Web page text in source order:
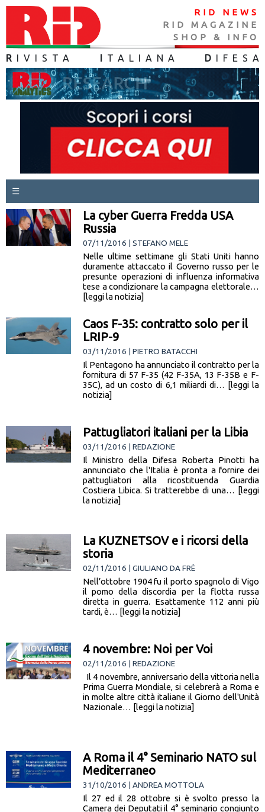
RID NEWS
RID MAGAZINE
SHOP & INFO
R IVISTA TALIANA D IFES A
☰
La cyber Guerra Fredda USA
Russia
07/11/2016 | STEFANO MELE
Nelle ultime settimane gli Stati Uniti hanno
duramente attaccato il Governo russo per le
presunte operazioni di influenza informativa
tese a condizionare la campagna elettorale…
[leggi la notizia]
Caos F-35: contratto solo per il
LRIP-9
03/11/2016 | PIETRO BATACCHI
Il Pentagono ha annunciato il contratto per la
fornitura di 57 F-35 (42 F-35A, 13 F-35B e F-
35C), ad un costo di 6,1 miliardi di… [leggi la
notizia]
Pattugliatori italiani per la Libia
03/11/2016 | REDAZIONE
Il Ministro della Difesa Roberta Pinotti ha
annunciato che l'Italia è pronta a fornire dei
pattugliatori alla ricostituenda Guardia
Costiera Libica. Si tratterebbe di una… [leggi
la notizia]
La KUZNETSOV e i ricorsi della
storia
02/11/2016 | GIULIANO DA FRÈ
Nell’ottobre 1904 fu il porto spagnolo di Vigo
il pomo della discordia per la flotta russa
diretta in guerra. Esattamente 112 anni più
tardi, è… [leggi la notizia]
4 novembre: Noi per Voi
02/11/2016 | REDAZIONE
Il 4 novembre, anniversario della vittoria nella
Prima Guerra Mondiale, si celebrerà a Roma e
in molte altre città italiane il Giorno dell'Unità
Nazionale… [leggi la notizia]
A Roma il 4° Seminario NATO sul
Mediterraneo
31/10/2016 | ANDREA MOTTOLA
Il 27 ed il 28 ottobre si è svolto presso la
Camera dei Deputati il 4° seminario congiunto